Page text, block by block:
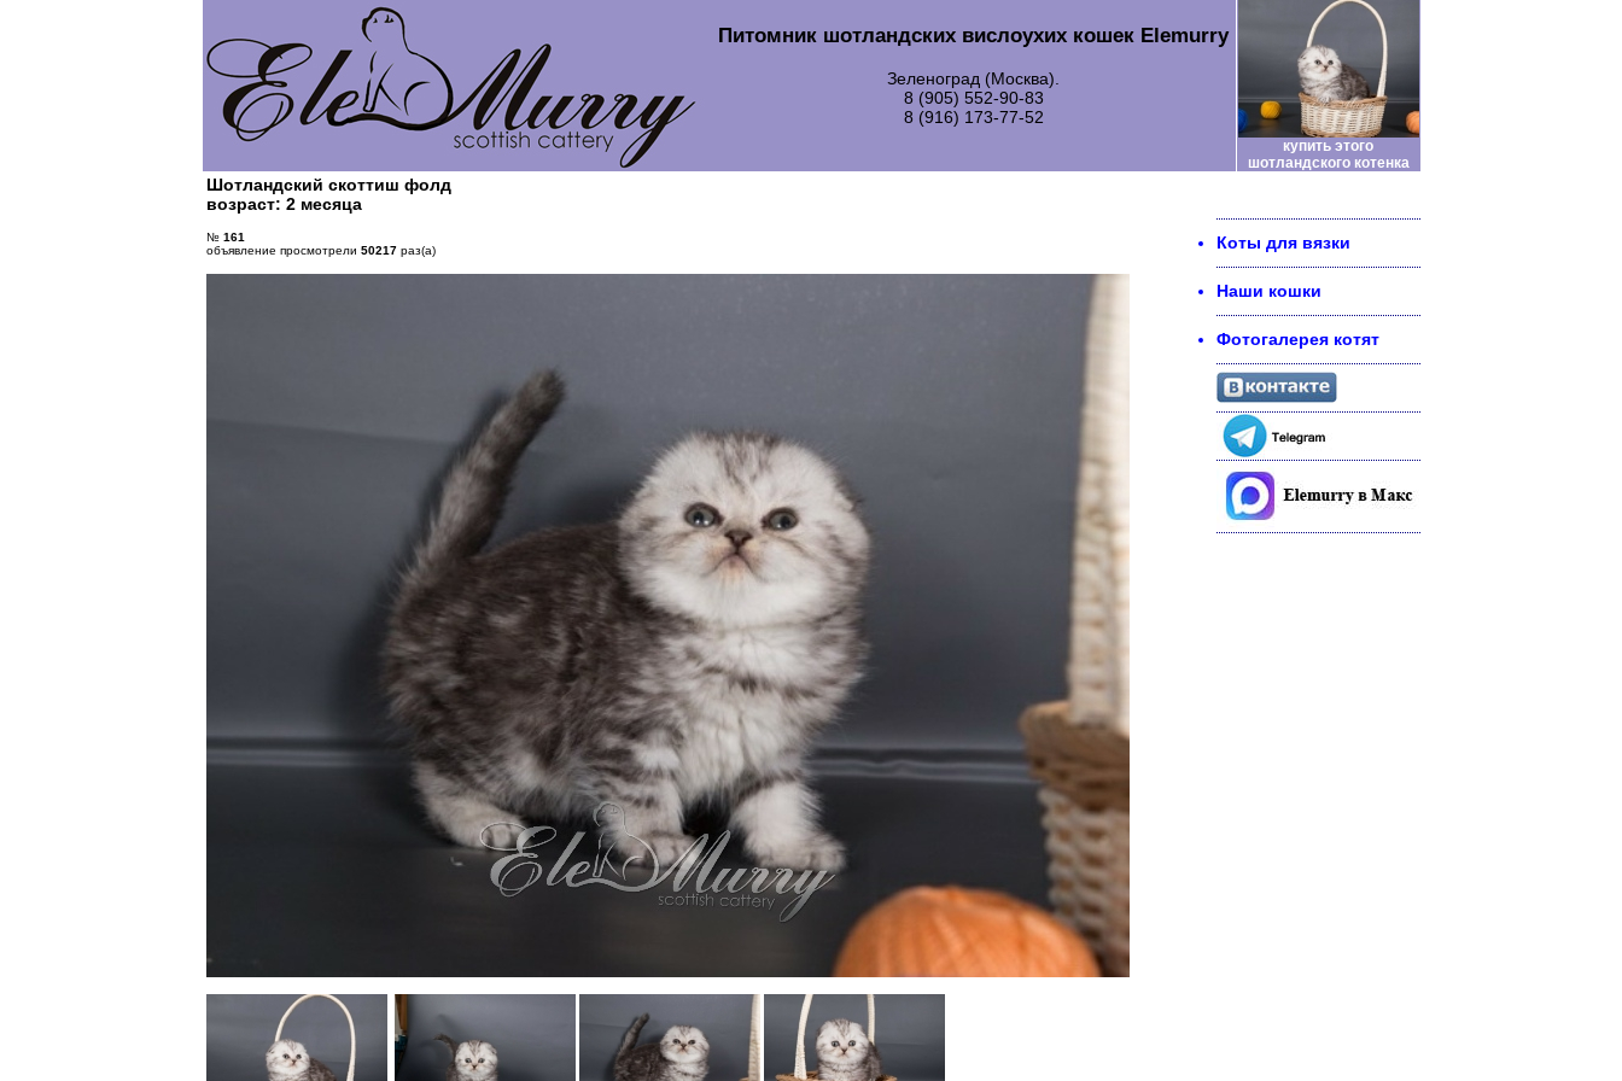
Питомник шотландских вислоухих кошек Elemurry
Зеленоград (Москва).
8 (905) 552-90-83
8 (916) 173-77-52
купить этого
шотландского котенка
Шотландский скоттиш фолд
возраст: 2 месяца
№ 161
объявление просмотрели 50217раз(а) Коты для вязки
Наши кошки
Фотогалерея котят